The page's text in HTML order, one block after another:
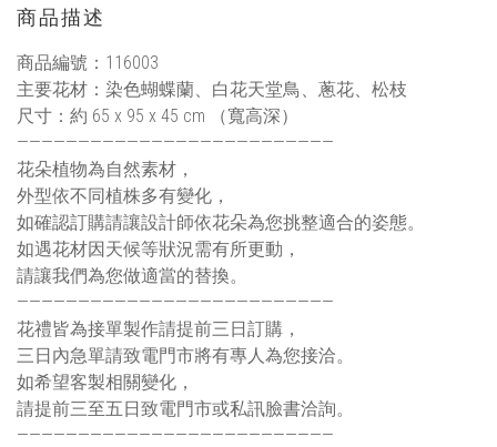
商品描述
商品編號：116003
主要花材：染色蝴蝶蘭、白花天堂鳥、蔥花、松枝
尺寸：約 65 x 95 x 45 cm （寬高深）
——————————————————————————
花朵植物為自然素材，
外型依不同植株多有變化，
如確認訂購請讓設計師依花朵為您挑整適合的姿態。
如遇花材因天候等狀況需有所更動，
請讓我們為您做適當的替換。
——————————————————————————
花禮皆為接單製作請提前三日訂購，
三日內急單請致電門市將有專人為您接洽。
如希望客製相關變化，
請提前三至五日致電門市或私訊臉書洽詢。
——————————————————————————